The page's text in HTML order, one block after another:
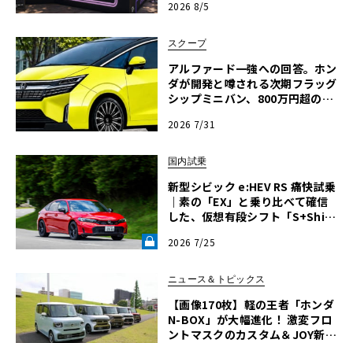
2026 8/5
スクープ
アルファード一強への回答。ホン
ダが開発と噂される次期フラッグ
シップミニバン、800万円超の勝
2026 7/31
国内試乗
新型シビック e:HEV RS 痛快試乗
｜素の「EX」と乗り比べて確信
した、仮想有段シフト「S+Shif
2026 7/25
ニュース＆トピックス
【画像170枚】軽の王者「ホンダ
N-BOX」が大幅進化！ 激変フロ
ントマスクのカスタム＆JOY新仕